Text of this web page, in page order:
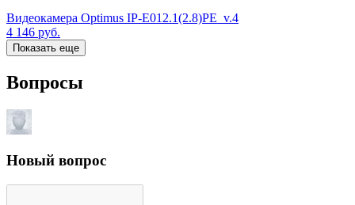
Видеокамера Optimus IP-E012.1(2.8)PE_v.4
4 146 руб.
Показать еще
Вопросы
Новый вопрос